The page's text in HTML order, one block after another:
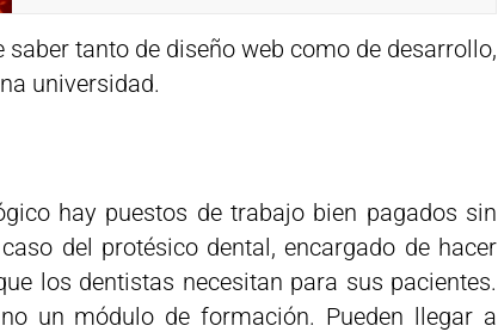
saber tanto de diseño web como de desarrollo,
universidad.
hay puestos de trabajo bien pagados sin
del protésico dental, encargado de hacer
los dentistas necesitan para sus pacientes.
un módulo de formación. Pueden llegar a